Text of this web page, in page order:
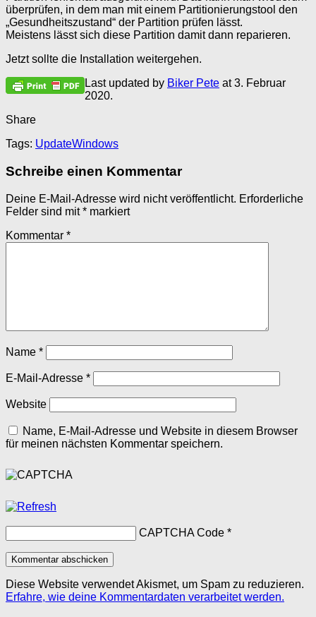
überprüfen, in dem man mit einem Partitionierungstool den
„Gesundheitszustand“ der Partition prüfen lässt.
Meistens lässt sich diese Partition damit dann reparieren.
Jetzt sollte die Installation weitergehen.
Last updated by Biker Pete at3. Februar
2020.
Share
Tags: UpdateWindows
Schreibe einen Kommentar
Deine E-Mail-Adresse wird nicht veröffentlicht. Erforderliche
Felder sind mit* markiert
Kommentar *
Name *
E-Mail-Adresse *
Website
Name, E-Mail-Adresse und Website in diesem Browser
für meinen nächsten Kommentar speichern.
CAPTCHA Code *
Diese Website verwendet Akismet, um Spam zu reduzieren.
Erfahre, wie deine Kommentardaten verarbeitet werden.